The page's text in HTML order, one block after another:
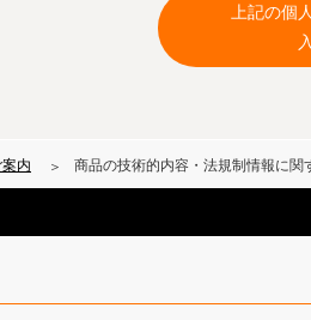
の一部または全部を転載、二次利用
Cookie）を使用しています。
上記の個
内 商品の技術的内容・法規制情報に関